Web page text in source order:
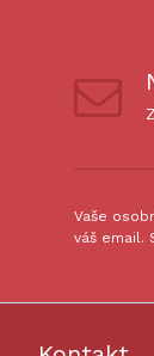
Vaše
váš email.